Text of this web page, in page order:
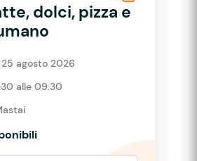
dolci, pizza e
agosto 2026
alle 09:30